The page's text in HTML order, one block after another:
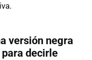
versión negra
decirle